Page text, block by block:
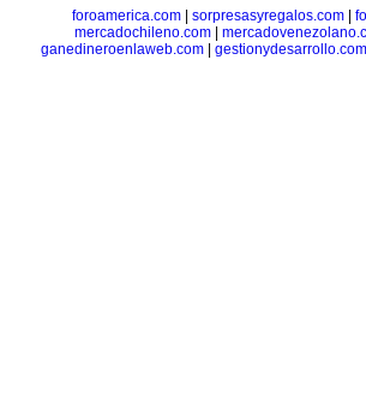
foroamerica.com
sorpresasyregalos.com
mercadochileno.com
ganedineroenlaweb.com
gestionydesarrollo.com